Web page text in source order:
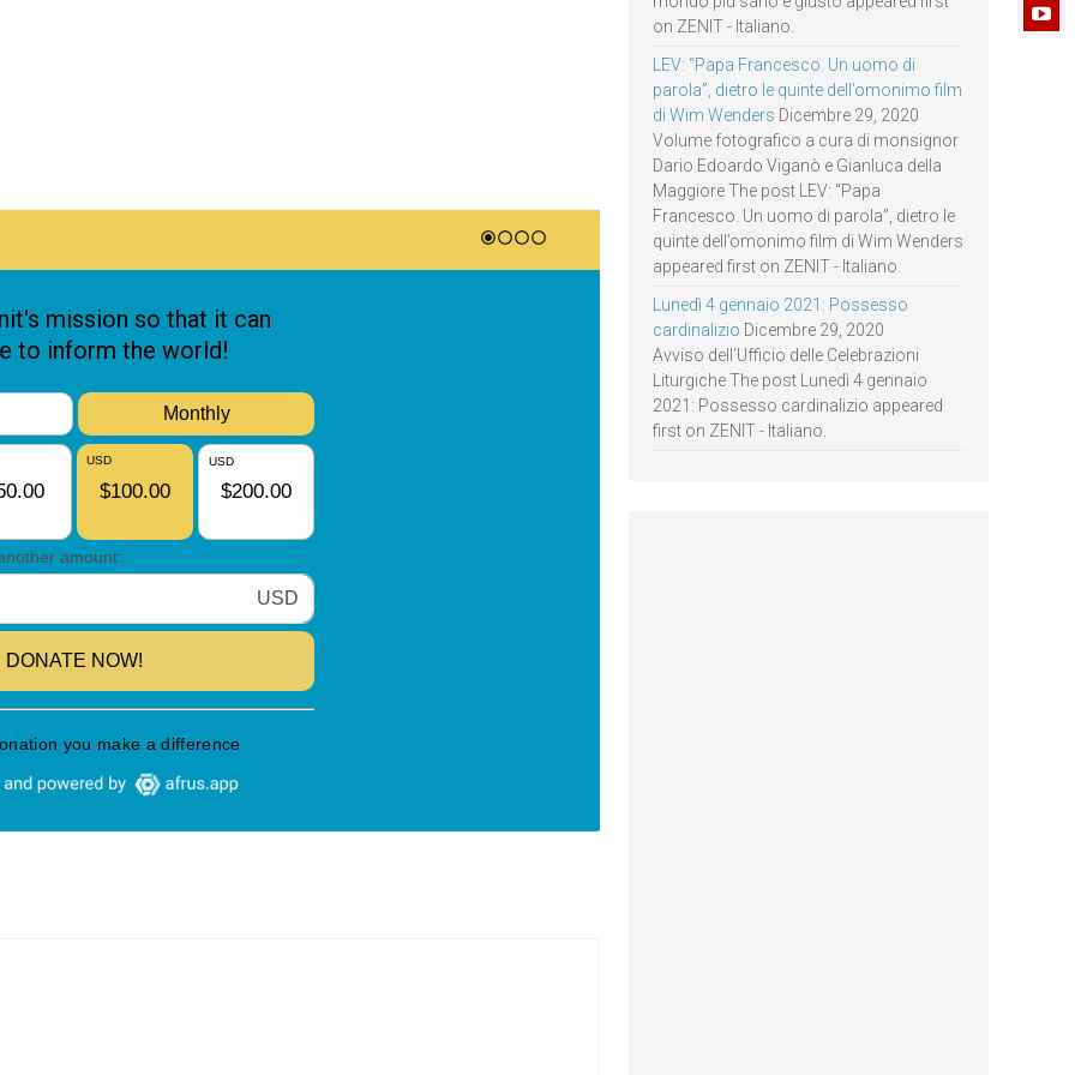
on ZENIT - Italiano.
LEV: “Papa Francesco. Un uomo di
parola”, dietro le quinte dell’omonimo film
di Wim Wenders Dicembre 29, 2020
Volume fotografico a cura di monsignor
Dario Edoardo Viganò e Gianluca della
Maggiore The post LEV: “Papa
Francesco. Un uomo di parola”, dietro le
quinte dell’omonimo film di Wim Wenders
appeared first on ZENIT - Italiano.
Lunedì 4 gennaio 2021: Possesso
cardinalizio Dicembre 29, 2020
Avviso dell’Ufficio delle Celebrazioni
Liturgiche The post Lunedì 4 gennaio
2021: Possesso cardinalizio appeared
first on ZENIT - Italiano.